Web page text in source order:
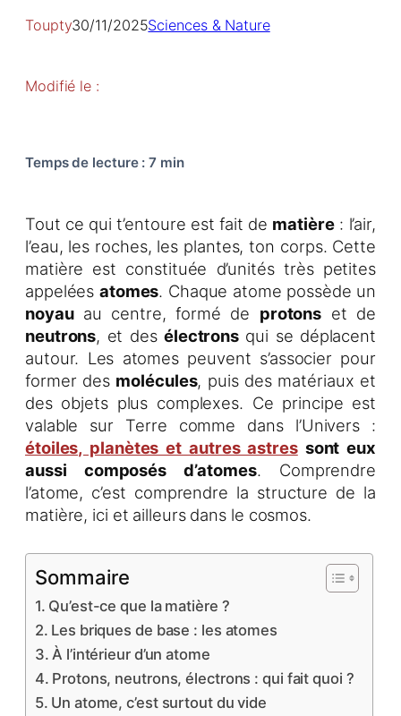
Toupty30/11/2025Sciences & Nature
Modifié le :
Temps de lecture:7 min
Tout ce qui t’entoure est fait de matière: l’air,
l’eau, les roches, les plantes, ton corps. Cette
matière est constituée d’unités très petites
appelées atomes. Chaque atome possède un
noyauau centre, formé de protons et de
neutrons, et des électrons qui se déplacent
autour. Les atomes peuvent s’associer pour
former des molécules, puis des matériaux et
des objets plus complexes. Ce principe est
valable sur Terre comme dans l’Univers :
étoiles, planètes et autres astressont eux
aussi composés d’atomes. Comprendre
l’atome, c’est comprendre la structure de la
matière, ici et ailleurs dans le cosmos.
Sommaire
Qu’est-ce que la matière ?
Les briques de base : les atomes
À l’intérieur d’un atome
Protons, neutrons, électrons : qui fait quoi ?
Un atome, c’est surtout du vide